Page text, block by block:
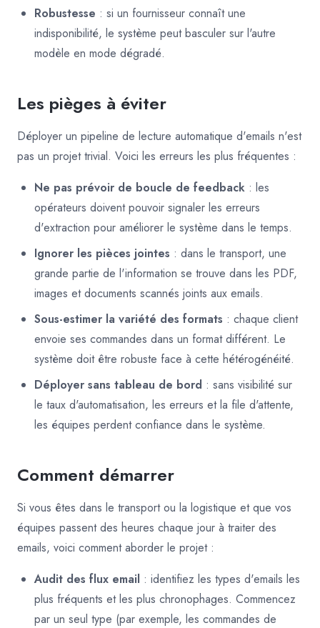
Robustesse : si un fournisseur connaît une
indisponibilité, le système peut basculer sur l'autre
modèle en mode dégradé.
Les pièges à éviter
Déployer un pipeline de lecture automatique d'emails n'est
pas un projet trivial. Voici les erreurs les plus fréquentes :
Ne pas prévoir de boucle de feedback : les
opérateurs doivent pouvoir signaler les erreurs
d'extraction pour améliorer le système dans le temps.
Ignorer les pièces jointes : dans le transport, une
grande partie de l'information se trouve dans les PDF,
images et documents scannés joints aux emails.
Sous-estimer la variété des formats : chaque client
envoie ses commandes dans un format différent. Le
système doit être robuste face à cette hétérogénéité.
Déployer sans tableau de bord : sans visibilité sur
le taux d'automatisation, les erreurs et la file d'attente,
les équipes perdent confiance dans le système.
Comment démarrer
Si vous êtes dans le transport ou la logistique et que vos
équipes passent des heures chaque jour à traiter des
emails, voici comment aborder le projet :
Audit des flux email : identifiez les types d'emails les
plus fréquents et les plus chronophages. Commencez
par un seul type (par exemple, les commandes de